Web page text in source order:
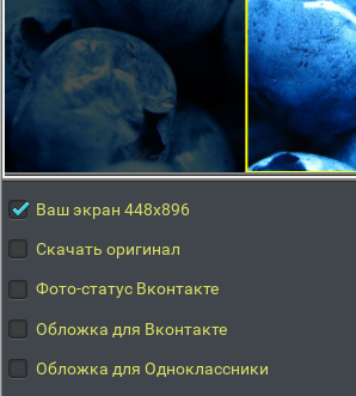
Ваш экран 448x896
Скачать оригинал
Фото-статус Вконтакте
Обложка для Вконтакте
Обложка для Одноклассники